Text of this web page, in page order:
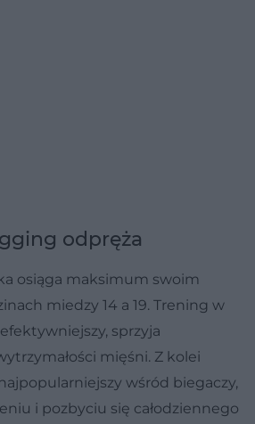
odpręża
osiąga maksimum swoim
miedzy 14 a 19. Trening w
sprzyja
mięśni. Z kolei
wśród biegaczy,
i pozbyciu się całodziennego